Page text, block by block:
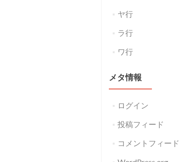
ヤ行
ラ行
ワ行
メタ情報
ログイン
投稿フィード
コメントフィード